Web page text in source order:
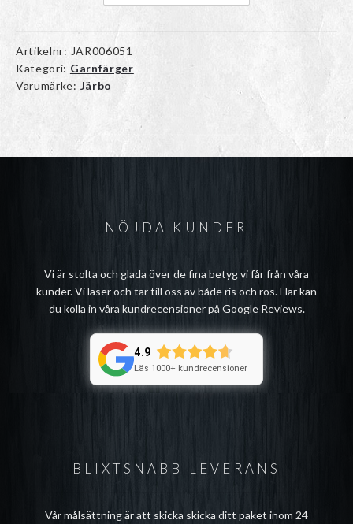
Artikelnr: JAR006051
Kategori: Garnfärger
Varumärke: Järbo
BLIXTSNABB LEVERANS
Vår målsättning är att skicka skicka ditt paket inom 24
NÖJDA KUNDER
Vi är stolta och glada över de fina betyg vi får från våra
kunder. Vi läser och tar till oss av både ris och ros. Här kan
du kolla in våra kundrecensioner på Google Reviews.
4.9
Läs 1000+ kundrecensioner